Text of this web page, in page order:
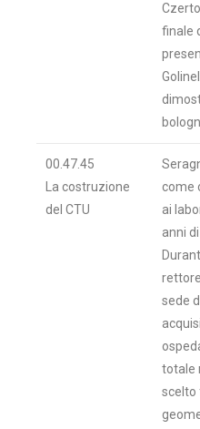
finale
00.47.45
La costruzione
del CTU
come
ai
anni
sede
totale
scelto